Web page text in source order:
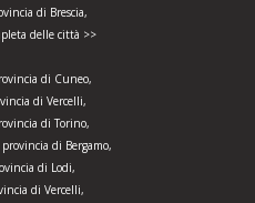
di Brescia,
delle città >>
di Cuneo,
di Vercelli,
di Torino,
di Bergamo,
di Lodi,
di Vercelli,